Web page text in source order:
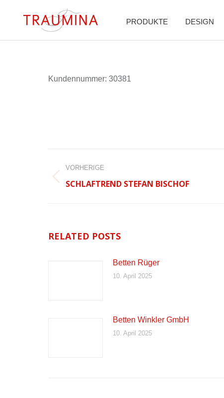
PRODUKTE DESIGN
Kun­den­num­mer: 30381
VORHERIGE
Vorheriger
Beitrag:
SCHLAFTREND STEFAN BISCHOF
RELATED POSTS
Betten Rüger
10. April 2025
Betten Winkler GmbH
10. April 2025